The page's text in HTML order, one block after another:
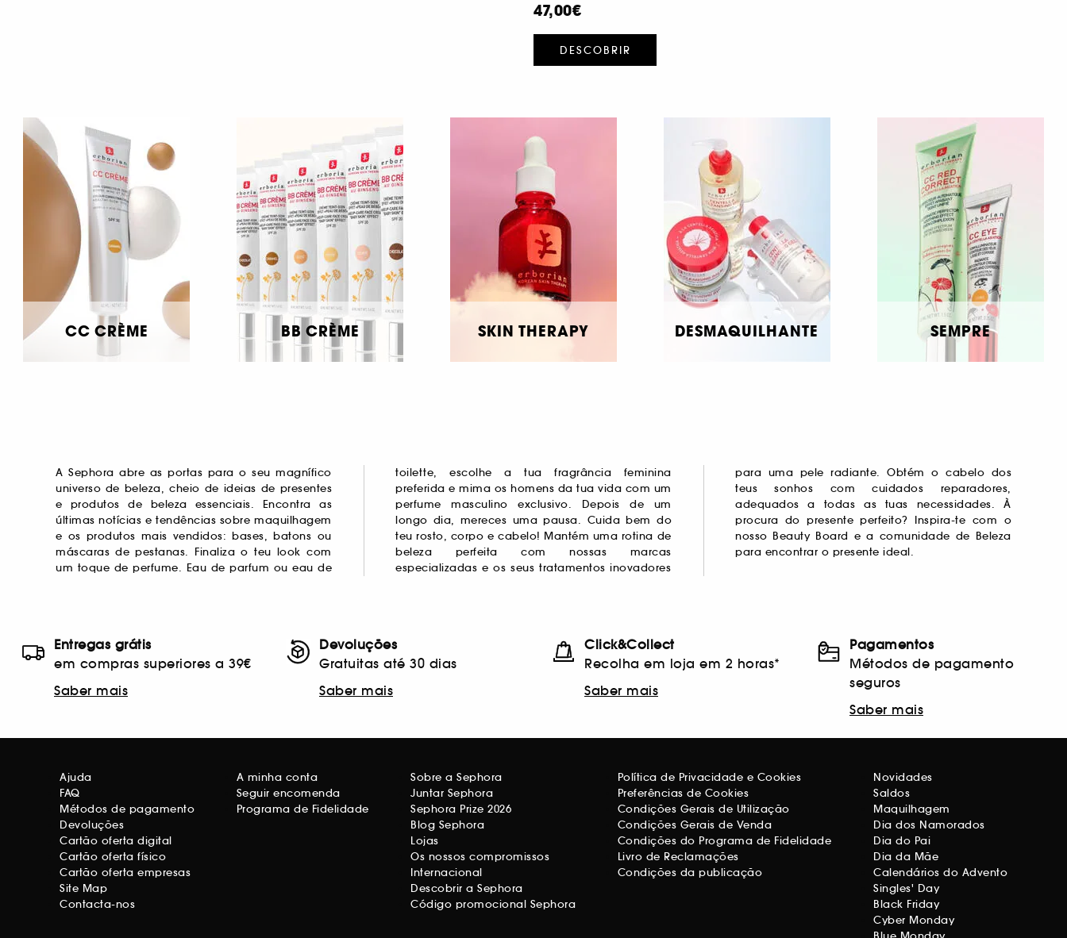
47,00€
DESCOBRIR
CC CRÈME BB CRÈME SKIN THERAPY DESMAQUILHANTE SEMPRE
A Sephora abre as portas para o seu magnífico
universo de beleza, cheio de ideias de presentes
e produtos de beleza essenciais. Encontra as
últimas notícias e tendências sobre maquilhagem
e os produtos mais vendidos: bases, batons ou
máscaras de pestanas. Finaliza o teu look com
um toque de perfume. Eau de parfum ou eau de
toilette, escolhe a tua fragrância feminina
preferida e mima os homens da tua vida com um
perfume masculino exclusivo. Depois de um
longo dia, mereces uma pausa. Cuida bem do
teu rosto, corpo e cabelo! Mantém uma rotina de
beleza perfeita com nossas marcas
especializadas e os seus tratamentos inovadores
para uma pele radiante. Obtém o cabelo dos
teus sonhos com cuidados reparadores,
adequados a todas as tuas necessidades. À
procura do presente perfeito? Inspira-te com o
nosso Beauty Board e a comunidade de Beleza
para encontrar o presente ideal.
Entregas grátis
em compras superiores a 39€
Saber mais
Devoluções
Gratuitas até 30 dias
Saber mais
Click&Collect
Recolha em loja em 2 horas*
Saber mais
Pagamentos
Métodos de pagamento
seguros
Saber mais
Ajuda
FAQ
Métodos de pagamento
Devoluções
Cartão oferta digital
Cartão oferta físico
Cartão oferta empresas
Site Map
Contacta-nos
A minha conta
Seguir encomenda
Programa de Fidelidade
Sobre a Sephora
Juntar Sephora
Sephora Prize 2026
Blog Sephora
Lojas
Os nossos compromissos
Internacional
Descobrir a Sephora
Código promocional Sephora
Política de Privacidade e Cookies
Preferências de Cookies
Condições Gerais de Utilização
Condições Gerais de Venda
Condições do Programa de Fidelidade
Livro de Reclamações
Condições da publicação
Novidades
Saldos
Maquilhagem
Dia dos Namorados
Dia do Pai
Dia da Mãe
Calendários do Advento
Singles' Day
Black Friday
Cyber Monday